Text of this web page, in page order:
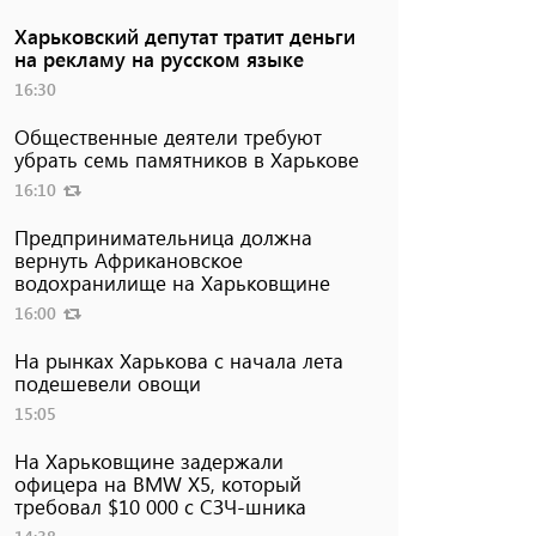
Харьковский депутат тратит деньги
на рекламу на русском языке
16:30
Общественные деятели требуют
убрать семь памятников в Харькове
16:10
Предпринимательница должна
вернуть Африкановское
водохранилище на Харьковщине
16:00
На рынках Харькова с начала лета
подешевели овощи
15:05
На Харьковщине задержали
офицера на BMW Х5, который
требовал $10 000 с СЗЧ-шника